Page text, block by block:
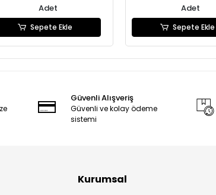
Adet
Sepete Ekle
Adet
Sepete Ekle
Güvenli Alışveriş
Güvenli ve kolay ödeme
sistemi
Kurumsal